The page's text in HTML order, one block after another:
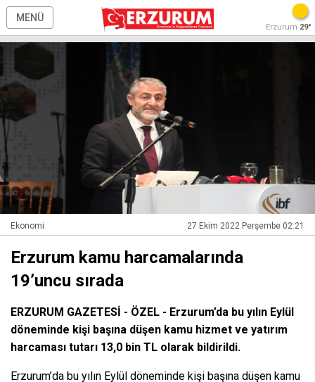
MENÜ
Erzurum 29°
Ekonomi 27 Ekim 2022 Perşembe 02:21
Erzurum kamu harcamalarında
19’uncu sırada
ERZURUM GAZETESİ - ÖZEL - Erzurum’da bu yılın Eylül
döneminde kişi başına düşen kamu hizmet ve yatırım
harcaması tutarı 13,0 bin TL olarak bildirildi.
Erzurum’da bu yılın Eylül döneminde kişi başına düşen kamu